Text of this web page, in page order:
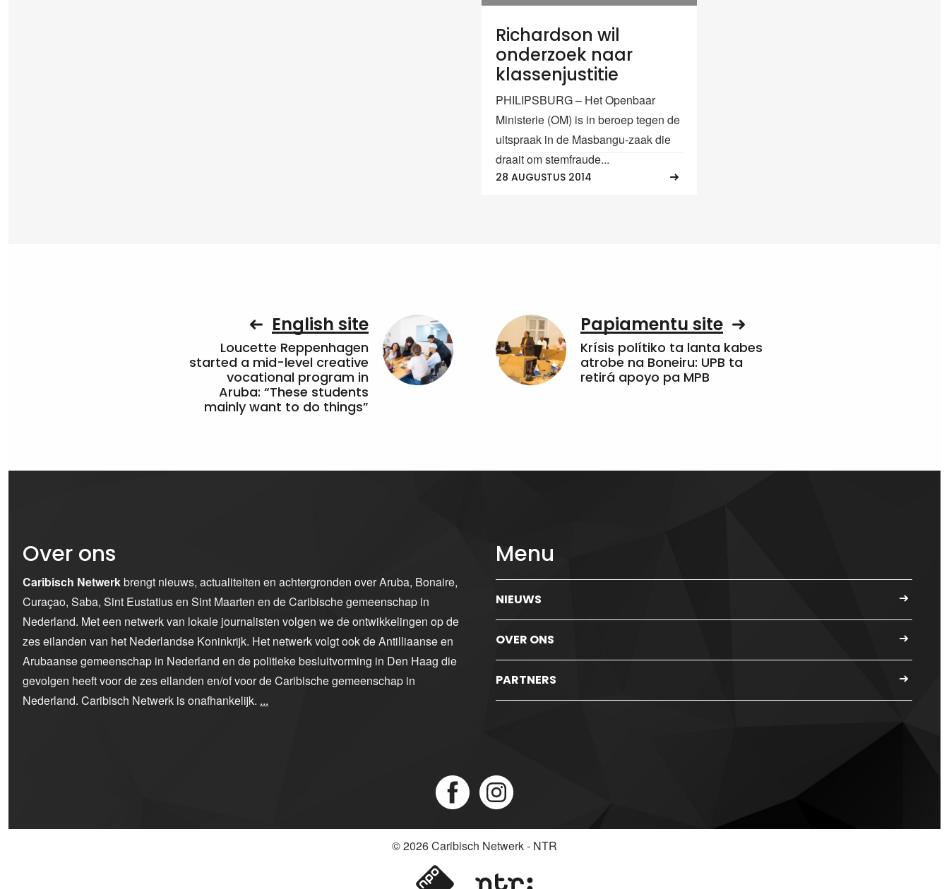
Richardson wil
onderzoek naar
klassenjustitie
PHILIPSBURG – Het Openbaar
Ministerie (OM) is in beroep tegen de
uitspraak in de Masbangu-zaak die
draait om stemfraude...
28 AUGUSTUS 2014
English site
Loucette Reppenhagen
started a mid-level creative
vocational program in
Aruba: “These students
mainly want to do things”
Papiamentu site
Krísis polítiko ta lanta kabes
atrobe na Boneiru: UPB ta
retirá apoyo pa MPB
Over ons
Caribisch Netwerkbrengt nieuws, actualiteiten en achtergronden over Aruba, Bonaire,
Curaçao, Saba, Sint Eustatius en Sint Maarten en de Caribische gemeenschap in
Nederland. Met een netwerk van lokale journalisten volgen we de ontwikkelingen op de
zes eilanden van het Nederlandse Koninkrijk. Het netwerk volgt ook de Antilliaanse en
Arubaanse gemeenschap in Nederland en de politieke besluitvorming in Den Haag die
gevolgen heeft voor de zes eilanden en/of voor de Caribische gemeenschap in
Nederland. Caribisch Netwerk is onafhankelijk. ...
Menu
NIEUWS
OVER ONS
PARTNERS
© 2026Caribisch Netwerk - NTR